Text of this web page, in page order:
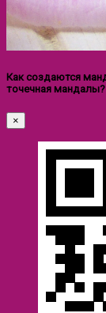
Как создаются
точечная мандалы?
×